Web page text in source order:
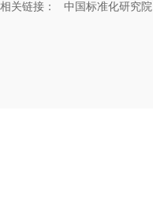
相关链接： 中国标准化研究院